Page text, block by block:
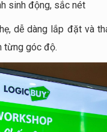
sinh động, sắc nét
dễ dàng lắp đặt và
từng góc độ.